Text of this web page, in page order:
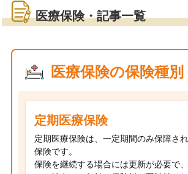
医療保険・記事一覧
医療保険の保険種別
定期医療保険
定期医療保険は、一定期間のみ保障さ
保険です。
保険を継続する場合には更新が必要で